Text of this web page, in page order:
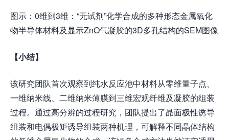
图示：0维到3维：“无试剂”化学合成的多种形态金属氧化
物半导体材料及显示ZnO气凝胶的3D多孔结构的SEM图像
【小结】
该研究团队首次观察到纯水反应池中材料从零维量子点、
一维纳米线、二维纳米薄膜到三维宏观纤维及凝胶的组装
过程。通过高分辨的过程研究，团队提出了晶面极性诱导
组装和电偶极矩诱导组装两种机理，可解释不同晶体结构